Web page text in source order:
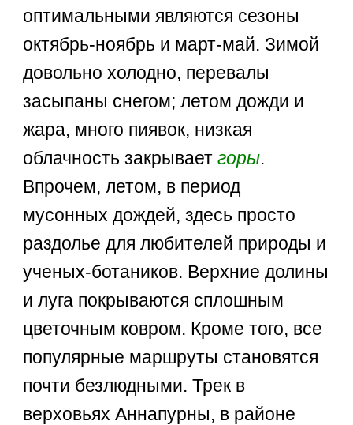
оптимальными являются сезоны
октябрь-ноябрь и март-май. Зимой
довольно холодно, перевалы
засыпаны снегом; летом дожди и
жара, много пиявок, низкая
облачность закрываетгоры.
Впрочем, летом, в период
мусонных дождей, здесь просто
раздолье для любителей природы и
ученых-ботаников. Верхние долины
и луга покрываются сплошным
цветочным ковром. Кроме того, все
популярные маршруты становятся
почти безлюдными. Трек в
верховьях Аннапурны, в районе